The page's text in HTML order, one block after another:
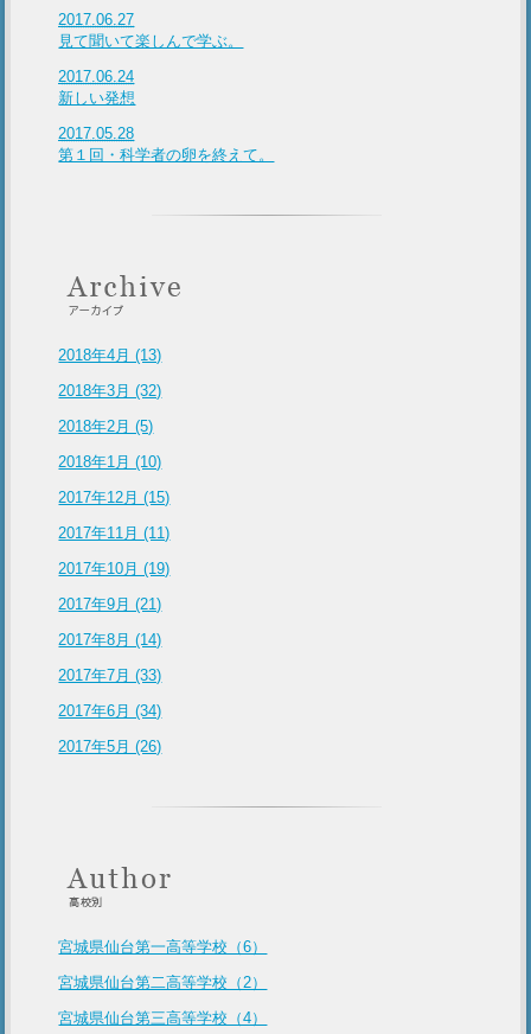
2017.06.27
見て聞いて楽しんで学ぶ。
2017.06.24
新しい発想
2017.05.28
第１回・科学者の卵を終えて。
2018年4月 (13)
2018年3月 (32)
2018年2月 (5)
2018年1月 (10)
2017年12月 (15)
2017年11月 (11)
2017年10月 (19)
2017年9月 (21)
2017年8月 (14)
2017年7月 (33)
2017年6月 (34)
2017年5月 (26)
宮城県仙台第一高等学校（6）
宮城県仙台第二高等学校（2）
宮城県仙台第三高等学校（4）